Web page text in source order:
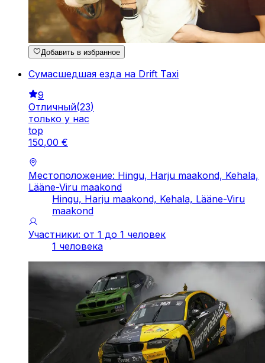
Добавить в избранное
Сумасшедшая езда на Drift Taxi
9
Отличный(23)
только у нас
top
150,00 €
Местоположение: Hingu, Harju maakond, Kehala,
Lääne-Viru maakond
Hingu, Harju maakond, Kehala, Lääne-Viru
maakond
Участники: от 1 до 1 человек
1 человека